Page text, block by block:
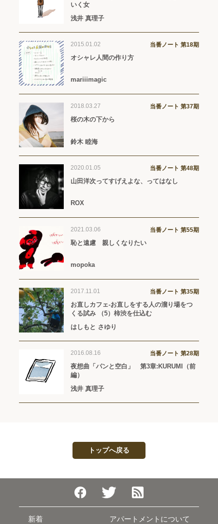
いく女
浅井 真理子
2015.01.02 当番ノート 第18期
オシャレ人間の作り方
mariiimagic
2018.03.27 当番ノート 第37期
桜の木の下から
鈴木 睦海
2020.01.05 当番ノート 第48期
山田洋次ってすげえよな、ってはなし
ROX
2021.03.06 当番ノート 第55期
恥と遠慮 親しくなりたい
mopoka
2017.11.01 当番ノート 第35期
お直しカフェ-お直しをする人の溜り場をつ
くる試み （5）柿渋を仕込む
はしもと さゆり
2016.08.16 当番ノート 第28期
夜想曲「パンと空白」 第3章:KURUMI（前
編）
浅井 真理子
トップへ戻る
新着 アパートメントについて